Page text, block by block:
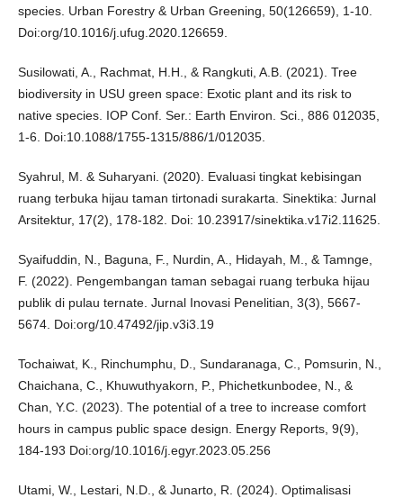
species. Urban Forestry & Urban Greening, 50(126659), 1-10.
Doi:org/10.1016/j.ufug.2020.126659.
Susilowati, A., Rachmat, H.H., & Rangkuti, A.B. (2021). Tree
biodiversity in USU green space: Exotic plant and its risk to
native species. IOP Conf. Ser.: Earth Environ. Sci., 886 012035,
1-6. Doi:10.1088/1755-1315/886/1/012035.
Syahrul, M. & Suharyani. (2020). Evaluasi tingkat kebisingan
ruang terbuka hijau taman tirtonadi surakarta. Sinektika: Jurnal
Arsitektur, 17(2), 178-182. Doi: 10.23917/sinektika.v17i2.11625.
Syaifuddin, N., Baguna, F., Nurdin, A., Hidayah, M., & Tamnge,
F. (2022). Pengembangan taman sebagai ruang terbuka hijau
publik di pulau ternate. Jurnal Inovasi Penelitian, 3(3), 5667-
5674. Doi:org/10.47492/jip.v3i3.19
Tochaiwat, K., Rinchumphu, D., Sundaranaga, C., Pomsurin, N.,
Chaichana, C., Khuwuthyakorn, P., Phichetkunbodee, N., &
Chan, Y.C. (2023). The potential of a tree to increase comfort
hours in campus public space design. Energy Reports, 9(9),
184-193 Doi:org/10.1016/j.egyr.2023.05.256
Utami, W., Lestari, N.D., & Junarto, R. (2024). Optimalisasi